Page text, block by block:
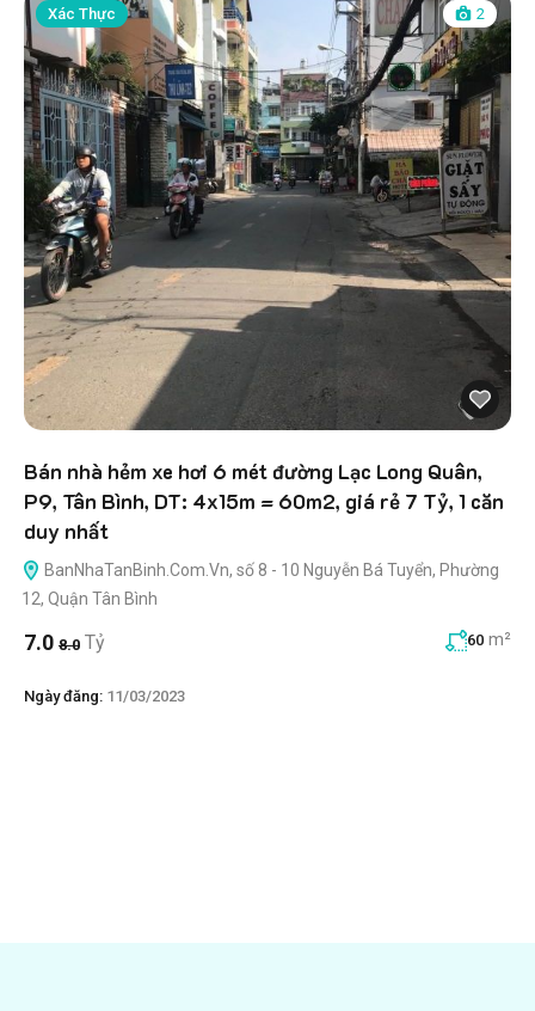
Xác Thực 2
Bán nhà hẻm xe hơi 6 mét đường Lạc Long Quân,
P9, Tân Bình, DT: 4x15m = 60m2, giá rẻ 7 Tỷ, 1 căn
duy nhất
BanNhaTanBinh.Com.Vn, số 8 - 10 Nguyễn Bá Tuyển, Phường
12, Quận Tân Bình
7.0 8.0 Tỷ 60 m²
Ngày đăng: 11/03/2023